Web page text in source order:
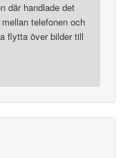
där handlade det
telefonen och
flytta över bilder till